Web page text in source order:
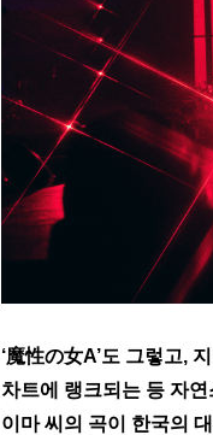
‘魔性の女A’도 그렇고,
차트에 랭크되는 등 자
이마 씨의 곡이 한국의